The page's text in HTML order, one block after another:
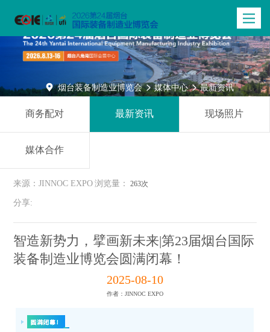
Toggle
 烟台装备制造业博览会  媒体中心  最新资讯
商务配对 最新资讯 现场照片
媒体合作
来源：JINNOC EXPO 浏览量： 263次
分享:
智造新势力，擘画新未来|第23届烟台国际
装备制造业博览会圆满闭幕！
2025-08-10
作者：JINNOC EXPO